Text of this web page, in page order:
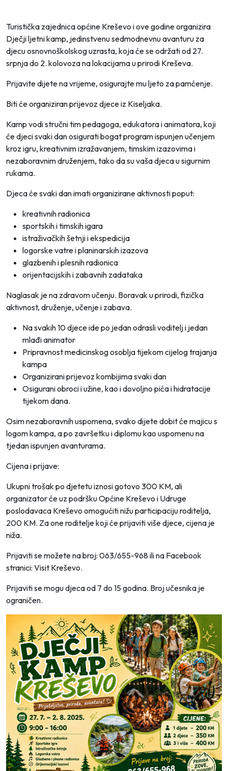
Turistička zajednica općine Kreševo i ove godine organizira
Dječji ljetni kamp, jedinstvenu sedmodnevnu avanturu za
djecu osnovnoškolskog uzrasta, koja će se održati od 27.
srpnja do 2. kolovoza na lokacijama u prirodi Kreševa.
Prijavite dijete na vrijeme, osigurajte mu ljeto za pamćenje.
Biti će organiziran prijevoz djece iz Kiseljaka.
Kamp vodi stručni tim pedagoga, edukatora i animatora, koji
će djeci svaki dan osigurati bogat program ispunjen učenjem
kroz igru, kreativnim izražavanjem, timskim izazovima i
nezaboravnim druženjem, tako da su vaša djeca u sigurnim
rukama.
Djeca će svaki dan imati organizirane aktivnosti poput:
kreativnih radionica
sportskih i timskih igara
istraživačkih šetnji i ekspedicija
logorske vatre i planinarskih izazova
glazbenih i plesnih radionica
orijentacijskih i zabavnih zadataka
Naglasak je na zdravom učenju. Boravak u prirodi, fizička
aktivnost, druženje, učenje i zabava.
Na svakih 10 djece ide po jedan odrasli voditelj i jedan
mlađi animator
Pripravnost medicinskog osoblja tijekom cijelog trajanja
kampa
Organizirani prijevoz kombijima svaki dan
Osigurani obroci i užine, kao i dovoljno pića i hidratacije
tijekom dana.
Osim nezaboravnih uspomena, svako dijete dobit će majicu s
logom kampa, a po završetku i diplomu kao uspomenu na
tjedan ispunjen avanturama.
Cijena i prijave:
Ukupni trošak po djetetu iznosi gotovo 300 KM, ali
organizator će uz podršku Općine Kreševo i Udruge
poslodavaca Kreševo omogućiti nižu participaciju roditelja,
200 KM. Za one roditelje koji će prijaviti više djece, cijena je
niža.
Prijaviti se možete na broj: 063/655-968 ili na Facebook
stranici: Visit Kreševo.
Prijaviti se mogu djeca od 7 do 15 godina. Broj učesnika je
ograničen.